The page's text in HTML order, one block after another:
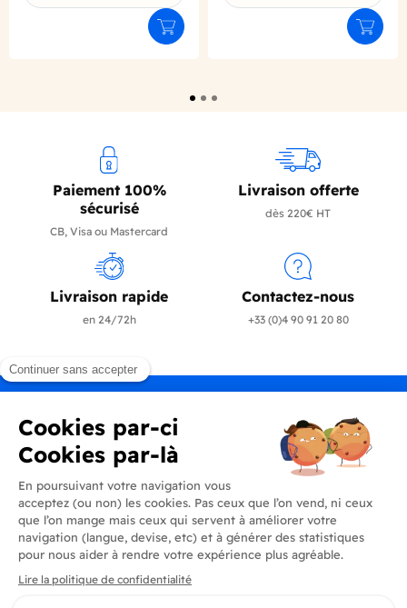
Ajouter au panier
Déclinaison du produit
Paiement 100%
sécurisé
CB, Visa ou Mastercard
Livraison offerte
dès 220€ HT
Livraison rapide
en 24/72h
Contactez-nous
+33 (0)4 90 91 20 80